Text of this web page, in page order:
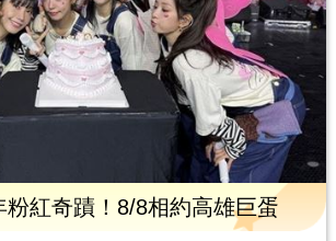
粉紅奇蹟！8/8相約高雄巨蛋